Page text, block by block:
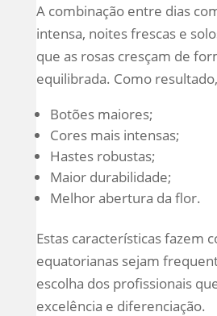
A combinação entre dias
intensa, noites frescas e
que as rosas cresçam de
equilibrada. Como
Botões maiores;
Cores mais intensas;
Hastes robustas;
Maior durabilidade;
Melhor abertura da flor.
Estas características fazem
equatorianas sejam
escolha dos profissionais
excelência e diferenciação.